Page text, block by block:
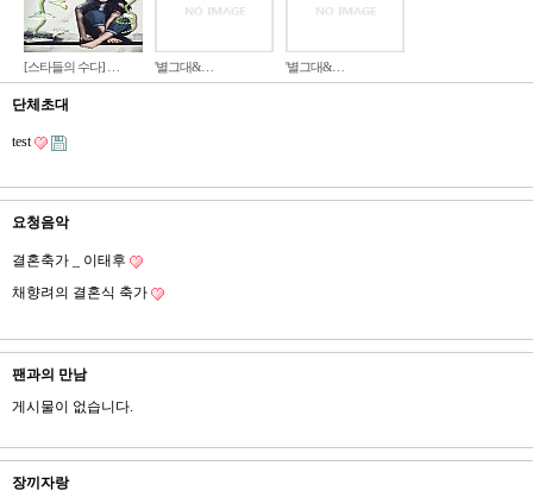
[스타들의 수다] … '별그대&… '별그대&…
단체초대
test
요청음악
결혼축가 _ 이태후
채향려의 결혼식 축가
팬과의 만남
게시물이 없습니다.
장끼자랑